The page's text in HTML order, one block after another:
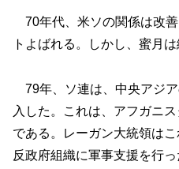
70年代、米ソの関係は改
トよばれる。しかし、蜜月は
79年、ソ連は、中央アジ
入した。これは、アフガニ
である。レーガン大統領は
反政府組織に軍事支援を行